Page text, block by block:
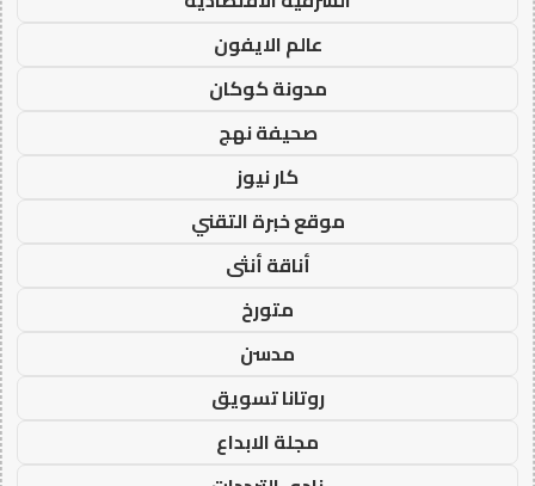
عالم الايفون
مدونة كوكان
صحيفة نهج
كار نيوز
موقع خبرة التقني
أناقة أنثى
متورخ
مدسن
روتانا تسويق
مجلة الابداع